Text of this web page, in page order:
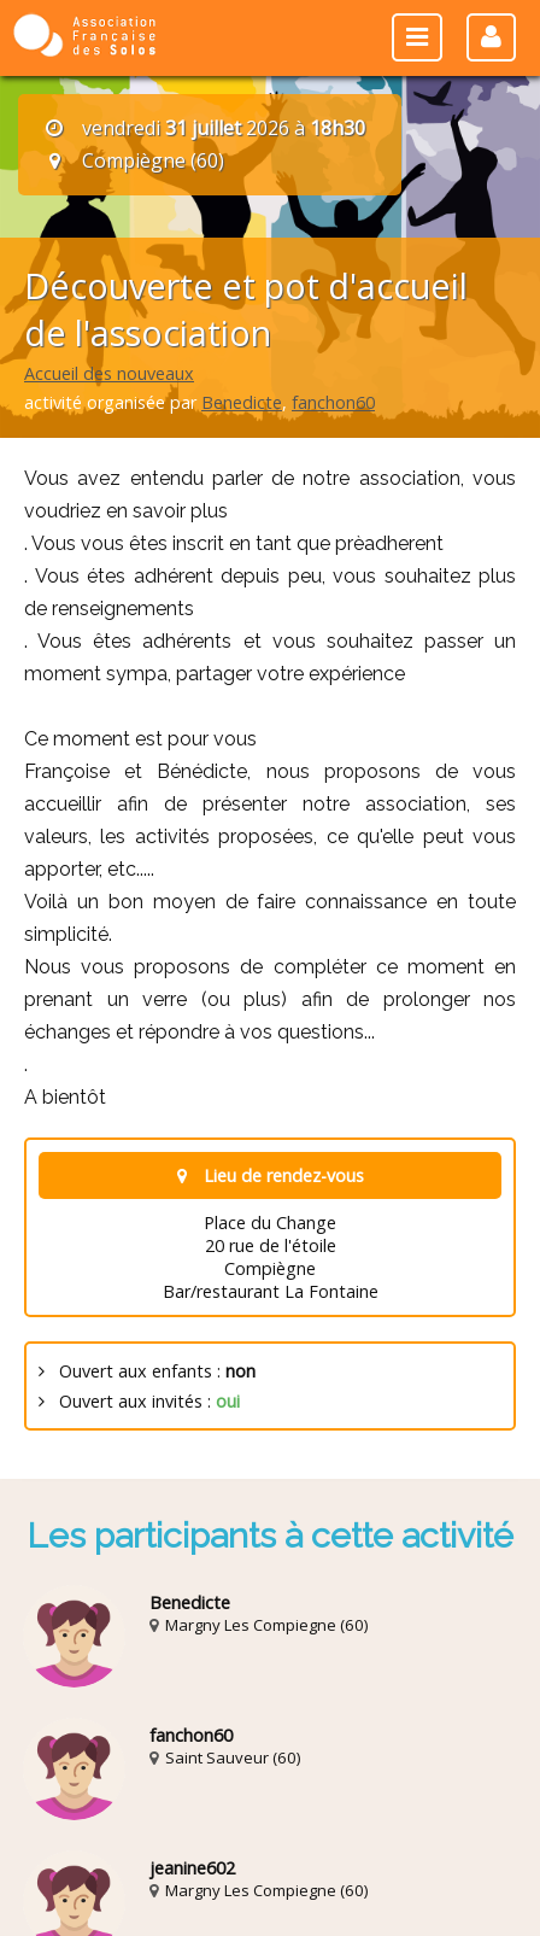
vendredi31 juillet2026 à18h30
Compiègne (60)
Découverte et pot d'accueil
de l'association
Accueil des nouveaux
activité organisée par Benedicte, fanchon60
Vous avez entendu parler de notre association, vous
voudriez en savoir plus
. Vous vous êtes inscrit en tant que prèadherent
. Vous étes adhérent depuis peu, vous souhaitez plus
de renseignements
. Vous êtes adhérents et vous souhaitez passer un
moment sympa, partager votre expérience
Ce moment est pour vous
Françoise et Bénédicte, nous proposons de vous
accueillir afin de présenter notre association, ses
valeurs, les activités proposées, ce qu'elle peut vous
apporter, etc.....
Voilà un bon moyen de faire connaissance en toute
simplicité.
Nous vous proposons de compléter ce moment en
prenant un verre (ou plus) afin de prolonger nos
échanges et répondre à vos questions...
.
A bientôt
Lieu de rendez-vous
Place du Change
20 rue de l'étoile
Compiègne
Bar/restaurant La Fontaine
Ouvert aux enfants : non
Ouvert aux invités : oui
Les participants à cette activité
Benedicte
Margny Les Compiegne (60)
fanchon60
Saint Sauveur (60)
jeanine602
Margny Les Compiegne (60)